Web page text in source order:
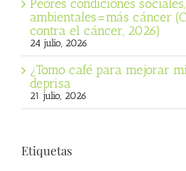
Peores condiciones
ambientales=más cáncer
contra el cáncer, 2026)
24 julio, 2026
¿Tomo café para mejorar
deprisa
21 julio, 2026
Etiquetas